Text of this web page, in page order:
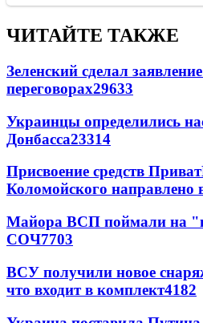
ЧИТАЙТЕ ТАКЖЕ
Зеленский сделал
переговорах29633
Украинцы определились
Донбасса23314
Присвоение средств
Коломойского направлено
Майора ВСП поймали на
СОЧ7703
ВСУ получили новое
что входит в комплект4182